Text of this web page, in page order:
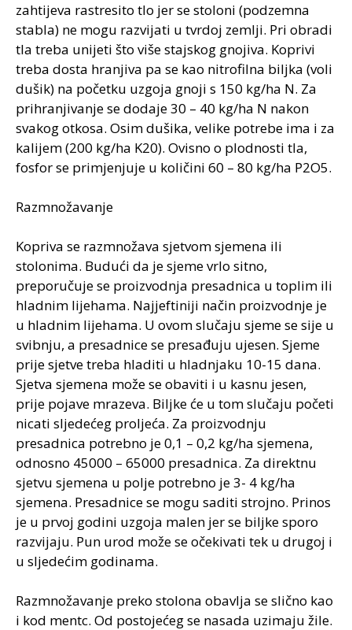
zahtijeva rastresito tlo jer se stoloni (podzemna
stabla) ne mogu razvijati u tvrdoj zemlji. Pri obradi
tla treba unijeti što više stajskog gnojiva. Koprivi
treba dosta hranjiva pa se kao nitrofilna biljka (voli
dušik) na početku uzgoja gnoji s 150 kg/ha N. Za
prihranjivanje se dodaje 30 – 40 kg/ha N nakon
svakog otkosa. Osim dušika, velike potrebe ima i za
kalijem (200 kg/ha K20). Ovisno o plodnosti tla,
fosfor se primjenjuje u količini 60 – 80 kg/ha P2O5.
Razmnožavanje
Kopriva se razmnožava sjetvom sjemena ili
stolonima. Budući da je sjeme vrlo sitno,
preporučuje se proizvodnja presadnica u toplim ili
hladnim lijehama. Najjeftiniji način proizvodnje je
u hladnim lijehama. U ovom slučaju sjeme se sije u
svibnju, a presadnice se presađuju ujesen. Sjeme
prije sjetve treba hladiti u hladnjaku 10-15 dana.
Sjetva sjemena može se obaviti i u kasnu jesen,
prije pojave mrazeva. Biljke će u tom slučaju početi
nicati sljedećeg proljeća. Za proizvodnju
presadnica potrebno je 0,1 – 0,2 kg/ha sjemena,
odnosno 45000 – 65000 presadnica. Za direktnu
sjetvu sjemena u polje potrebno je 3- 4 kg/ha
sjemena. Presadnice se mogu saditi strojno. Prinos
je u prvoj godini uzgoja malen jer se biljke sporo
razvijaju. Pun urod može se očekivati tek u drugoj i
u sljedećim godinama.
Razmnožavanje preko stolona obavlja se slično kao
i kod mentc. Od postojećeg se nasada uzimaju žile.